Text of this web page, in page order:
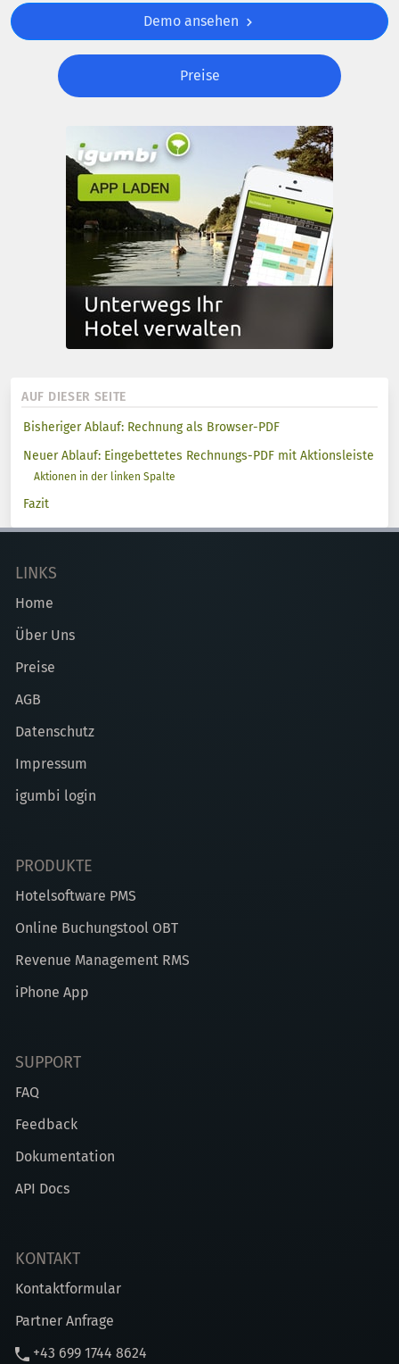
Demo ansehen
Preise
AUF DIESER SEITE
Bisheriger Ablauf: Rechnung als Browser-PDF
Neuer Ablauf: Eingebettetes Rechnungs-PDF mit Aktionsleiste
Aktionen in der linken Spalte
Fazit
LINKS
Home
Über Uns
Preise
AGB
Datenschutz
Impressum
igumbi login
PRODUKTE
Hotelsoftware PMS
Online Buchungstool OBT
Revenue Management RMS
iPhone App
SUPPORT
FAQ
Feedback
Dokumentation
API Docs
KONTAKT
Kontaktformular
Partner Anfrage
+43 699 1744 8624